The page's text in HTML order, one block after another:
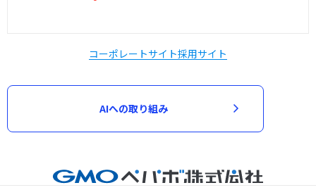
コーポレートサイト採用サイト
AIへの取り組み